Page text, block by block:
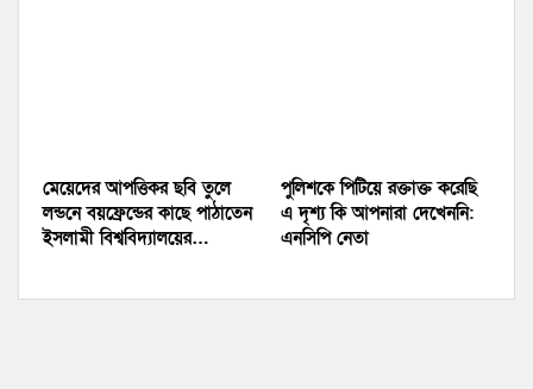
মেয়েদের আপত্তিকর ছবি তুলে
লন্ডনে বয়ফ্রেন্ডের কাছে পাঠাতেন
ইসলামী বিশ্ববিদ্যালয়ের…
পুলিশকে পিটিয়ে রক্তাক্ত করেছি
এ দৃশ্য কি আপনারা দেখেননি:
এনসিপি নেতা